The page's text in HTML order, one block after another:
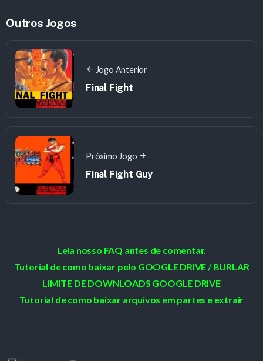
Outros Jogos
Jogo Anterior
Final Fight
Próximo Jogo
Final Fight Guy
Leia nosso FAQ antes de comentar.
Tutorial de como baixar pelo GOOGLE DRIVE / BURLAR
LIMITE DE DOWNLOADS GOOGLE DRIVE
Tutorial de como baixar arquivos em partes e extrair